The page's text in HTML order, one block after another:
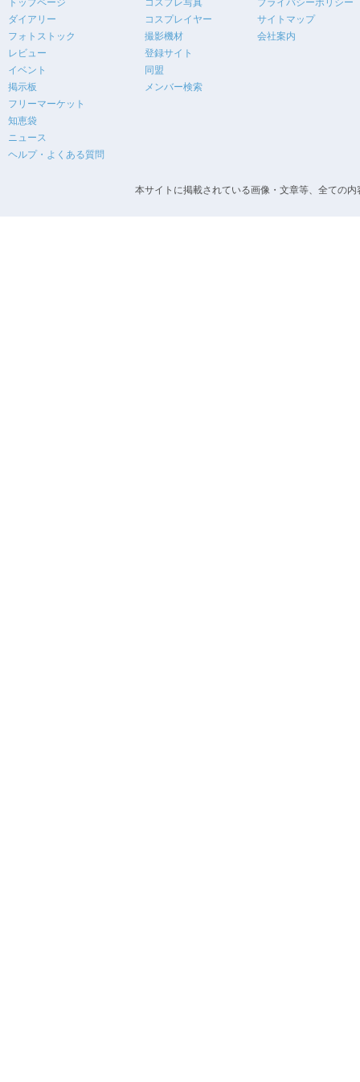
トップページ
ダイアリー
フォトストック
レビュー
イベント
掲示板
フリーマーケット
知恵袋
ニュース
ヘルプ・よくある質問
コスプレ写真
コスプレイヤー
撮影機材
登録サイト
同盟
メンバー検索
プライバシーポリシー
サイトマップ
会社案内
本サイトに掲載されている画像・文章等、全ての